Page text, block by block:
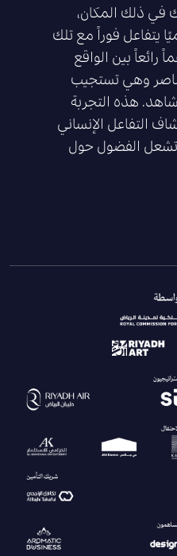
في ذلك المكان،
يتفاعل فوراً مع تلك
رائعاً بين الواقع
وهي تستجيب
هذه التجربة
التفاعل الإنساني
الفضول حول